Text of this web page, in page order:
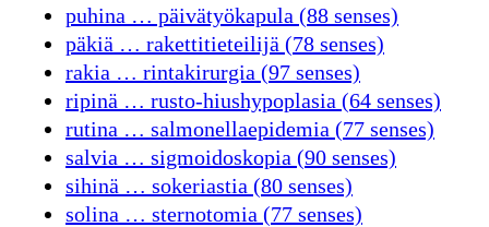
puhina … päivätyökapula (88 senses)
päkiä … rakettitieteilijä (78 senses)
rakia … rintakirurgia (97 senses)
ripinä … rusto-hiushypoplasia (64 senses)
rutina … salmonellaepidemia (77 senses)
salvia … sigmoidoskopia (90 senses)
sihinä … sokeriastia (80 senses)
solina … sternotomia (77 senses)